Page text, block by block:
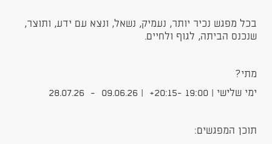
בכל מפגש נכיר יותר, נעמיק, נשאל, ונצא עם ידע, ותוצר,
שנכנס הביתה, לגוף ולחיים.
מתי?
ימי שלישי | 19:00 -20:15+ | 09.06.26 - 28.07.26
תוכן המפגשים: